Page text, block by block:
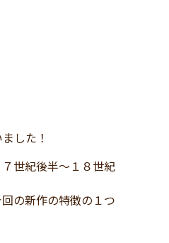
した！
世紀後半～１８世紀
の新作の特徴の１つ